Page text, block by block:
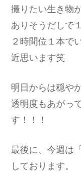
撮りたい生き物
ありそうだしで
２時間位１本で
近思います笑
明日からは穏や
透明度もあがっ
す！！！
最後に、今週は
しております。